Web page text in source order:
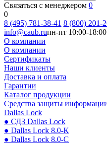
Связаться с менеджером 0
0
8 (495) 781-38-41 8 (800) 201-
info@caub.ruпн-пт 10:00-18:00
О компании
О компании
Сертификаты
Наши клиенты
Доставка и оплата
Гарантии
Каталог продукции
Средства защиты
Dallas Lock
● СДЗ Dallas Lock
● Dallas Lock 8.0-К
● Dallas Lock 8.0-С